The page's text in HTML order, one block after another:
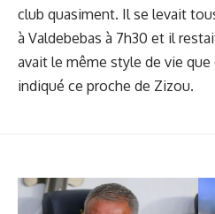
club quasiment. Il se levait
à Valdebebas à 7h30 et il
avait le même style de vie
indiqué ce proche de Zizou.